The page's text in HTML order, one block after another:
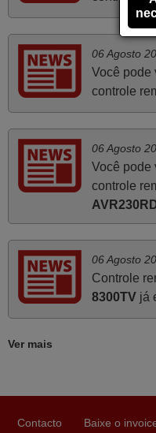
Muito atenciosos.
O comando veio bem
emparelhamento com a
Funciona na perfeição.
produto e este site.
Ótimo produto!! Não
06 Agosto
Você pode
controle
06 Agosto
Você pode
controle
06 Agosto
Controle
8300TVjá
Ver mais
Contacto Baixe o